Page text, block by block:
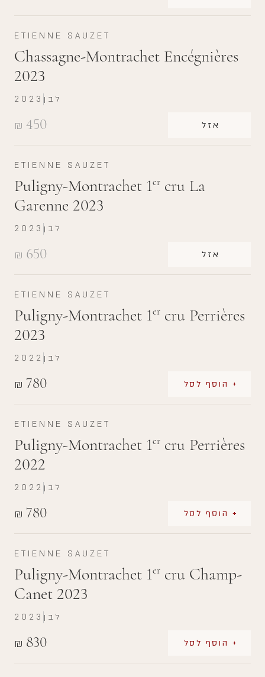
ETIENNE SAUZET
Chassagne-Montrachet Encégnières
2023
₪ 450 אזל
2023 לבן
ETIENNE SAUZET
Puligny-Montrachet 1er cru La
Garenne 2023
₪ 650 אזל
2023 לבן
ETIENNE SAUZET
Puligny-Montrachet 1er cru Perrières
2023
₪ 780 + הוסף לסל
2022 לבן
ETIENNE SAUZET
Puligny-Montrachet 1er cru Perrières
2022
₪ 780 + הוסף לסל
2022 לבן
ETIENNE SAUZET
Puligny-Montrachet 1er cru Champ-
Canet 2023
₪ 830 + הוסף לסל
2023 לבן